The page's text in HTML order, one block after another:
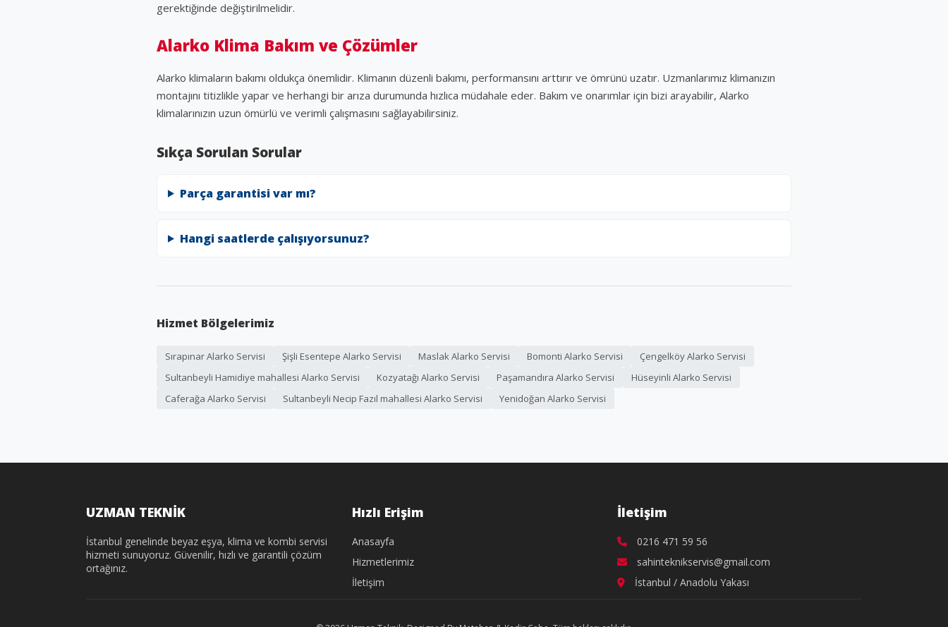
gerektiğinde değiştirilmelidir.
Alarko Klima Bakım ve Çözümler
Alarko klimaların bakımı oldukça önemlidir. Klimanın düzenli bakımı, performansını arttırır ve ömrünü uzatır. Uzmanlarımız klimanızın
montajını titizlikle yapar ve herhangi bir arıza durumunda hızlıca müdahale eder. Bakım ve onarımlar için bizi arayabilir, Alarko
klimalarınızın uzun ömürlü ve verimli çalışmasını sağlayabilirsiniz.
Sıkça Sorulan Sorular
Parça garantisi var mı?
Hangi saatlerde çalışıyorsunuz?
Hizmet Bölgelerimiz
Sırapınar Alarko Servisi Şişli Esentepe Alarko Servisi Maslak Alarko Servisi Bomonti Alarko Servisi
Çengelköy Alarko Servisi
Sultanbeyli Hamidiye mahallesi Alarko Servisi
Kozyatağı Alarko Servisi Paşamandıra Alarko Servisi
Hüseyinli Alarko Servisi
Caferağa Alarko Servisi
Sultanbeyli Necip Fazıl mahallesi Alarko Servisi Yenidoğan Alarko Servisi
UZMAN TEKNİK
İstanbul genelinde beyaz eşya, klima ve kombi servisi
hizmeti sunuyoruz. Güvenilir, hızlı ve garantili çözüm
ortağınız.
Hızlı Erişim
Anasayfa
Hizmetlerimiz
İletişim
İletişim
0216 471 59 56
sahinteknikservis@gmail.com
İstanbul / Anadolu Yakası